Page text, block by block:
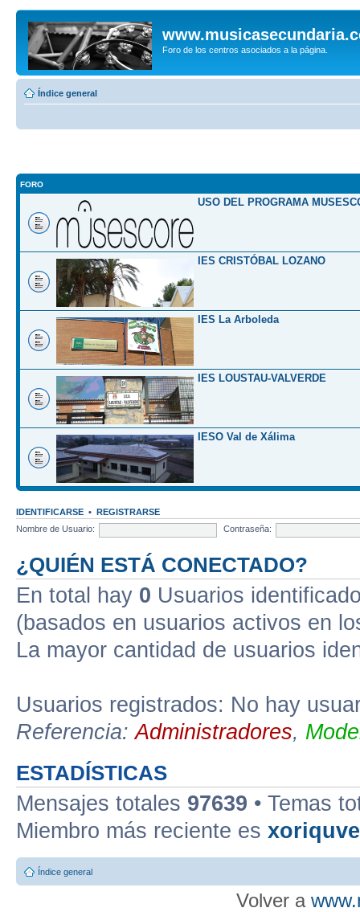
Foro de los centros asociados a la página.
Índice general
FORO
USO DEL PROGRAMA
IES CRISTÓBAL LOZANO
IES La Arboleda
IES LOUSTAU-VALVERDE
IESO Val de Xálima
IDENTIFICARSE • REGISTRARSE
Nombre de Usuario:
Contraseña:
¿QUIÉN ESTÁ CONECTADO?
En total hay 0 Usuarios
(basados en usuarios activos en
La mayor cantidad de usuarios
Usuarios registrados: No hay
Referencia:Administradores,
ESTADÍSTICAS
Mensajes totales 97639 • Temas
Miembro más reciente es
Índice general
Volver a